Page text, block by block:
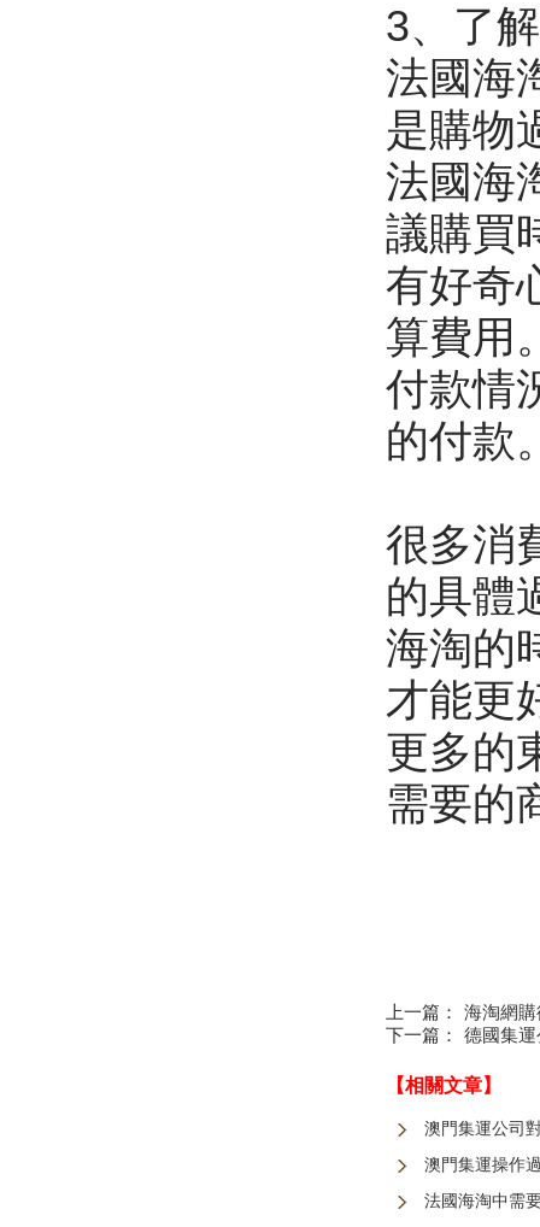
3、了
法國海
是購物
法國海
議購買
有好奇
算費用
付款情
的付款
很多消
的具體
海淘的
才能更
更多的
需要的
上一篇：
海淘網
下一篇：
德國集
【相關文章】
澳門集運公司
澳門集運操作
法國海淘中需